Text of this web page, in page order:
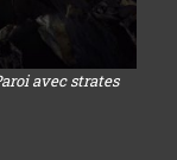
avec strates